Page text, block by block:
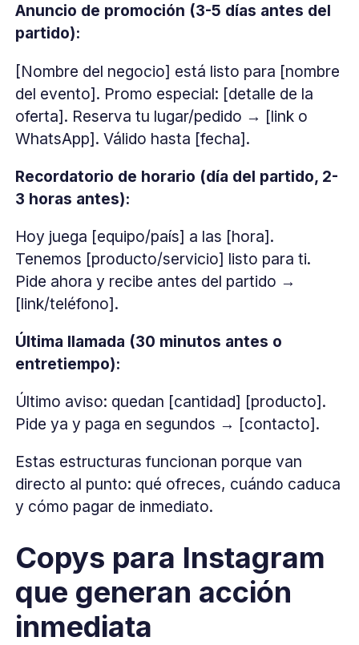
Anuncio de promoción (3-5 días antes del
partido):
[Nombre del negocio] está listo para [nombre
del evento]. Promo especial: [detalle de la
oferta]. Reserva tu lugar/pedido → [link o
WhatsApp]. Válido hasta [fecha].
Recordatorio de horario (día del partido, 2-
3 horas antes):
Hoy juega [equipo/país] a las [hora].
Tenemos [producto/servicio] listo para ti.
Pide ahora y recibe antes del partido →
[link/teléfono].
Última llamada (30 minutos antes o
entretiempo):
Último aviso: quedan [cantidad] [producto].
Pide ya y paga en segundos → [contacto].
Estas estructuras funcionan porque van
directo al punto: qué ofreces, cuándo caduca
y cómo pagar de inmediato.
Copys para Instagram
que generan acción
inmediata